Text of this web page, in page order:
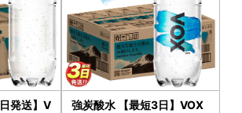
発送】V
強炭酸水 【最短3日】VOX